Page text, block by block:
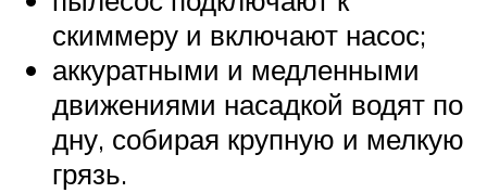
скиммеру и включают насос;
аккуратными и медленными
движениями насадкой водят по
дну, собирая крупную и мелкую
грязь.